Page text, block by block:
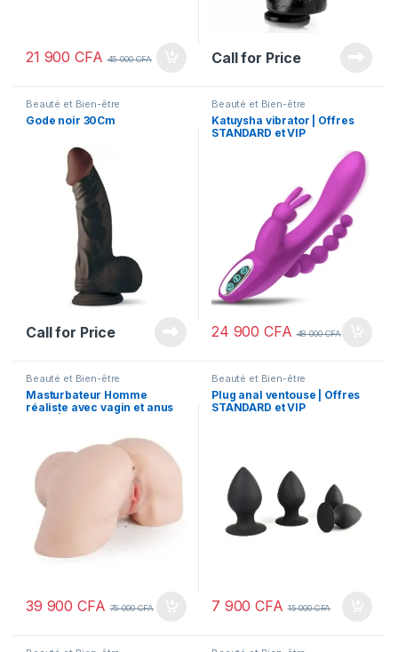
21 900CFA 45 000CFA Call for Price
Beauté et Bien-être
Gode noir 30Cm
Call for Price
Beauté et Bien-être
Katuysha vibrator | Offres
STANDARD et VIP
24 900CFA 48 000CFA
Beauté et Bien-être
Masturbateur Homme
réaliste avec vagin et anus
39 900CFA 75 000CFA
Beauté et Bien-être
Plug anal ventouse | Offres
STANDARD et VIP
7 900CFA 15 000CFA